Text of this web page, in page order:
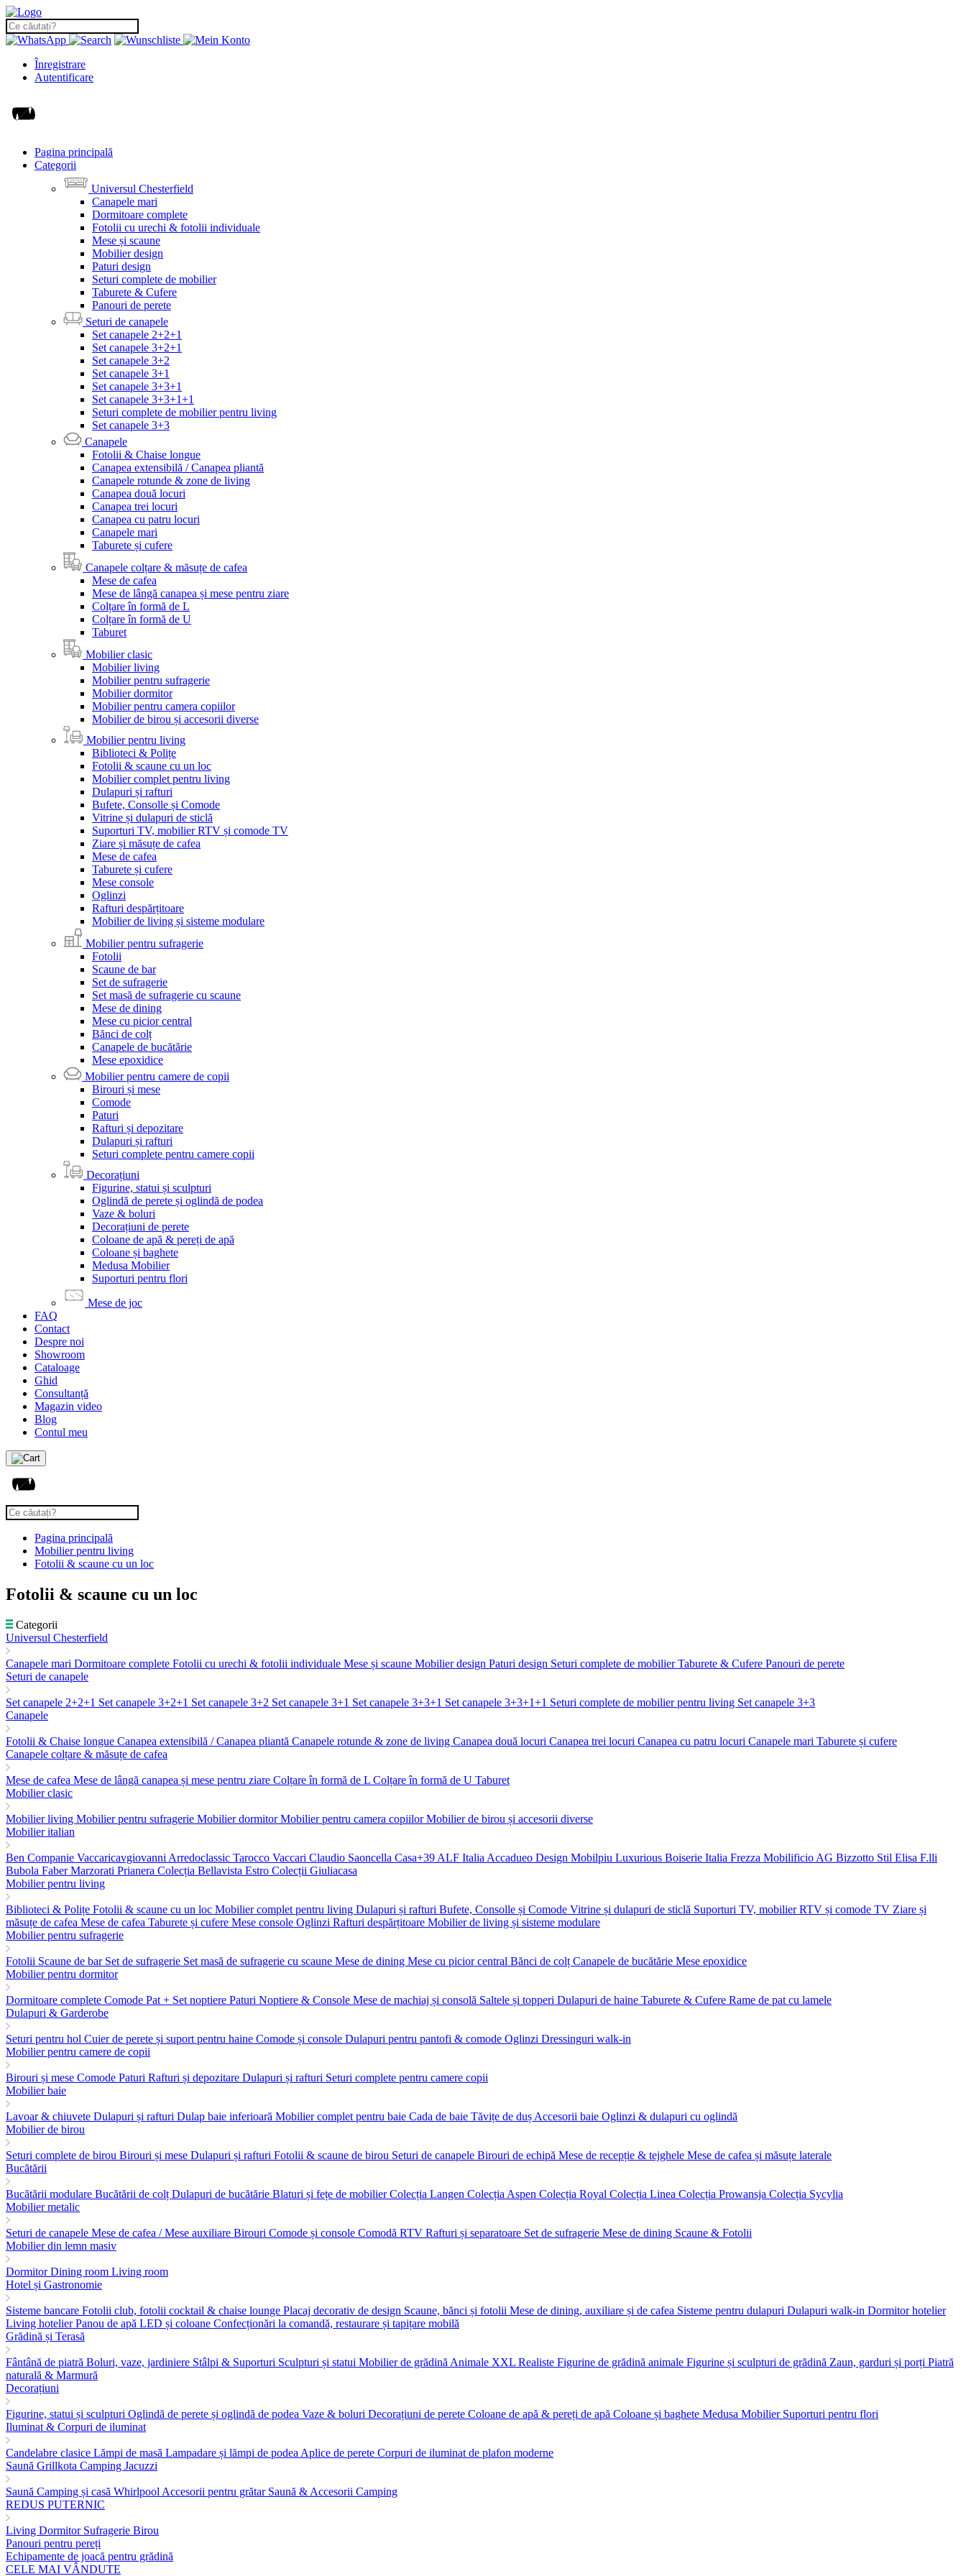
Înregistrare
Autentificare
Pagina principală
Categorii
Universul Chesterfield
Canapele mari
Dormitoare complete
Fotolii cu urechi & fotolii individuale
Mese și scaune
Mobilier design
Paturi design
Seturi complete de mobilier
Taburete & Cufere
Panouri de perete
Seturi de canapele
Set canapele 2+2+1
Set canapele 3+2+1
Set canapele 3+2
Set canapele 3+1
Set canapele 3+3+1
Set canapele 3+3+1+1
Seturi complete de mobilier pentru living
Set canapele 3+3
Canapele
Fotolii & Chaise longue
Canapea extensibilă / Canapea pliantă
Canapele rotunde & zone de living
Canapea două locuri
Canapea trei locuri
Canapea cu patru locuri
Canapele mari
Taburete și cufere
Canapele colțare & măsuțe de cafea
Mese de cafea
Mese de lângă canapea și mese pentru ziare
Colțare în formă de L
Colțare în formă de U
Taburet
Mobilier clasic
Mobilier living
Mobilier pentru sufragerie
Mobilier dormitor
Mobilier pentru camera copiilor
Mobilier de birou și accesorii diverse
Mobilier pentru living
Biblioteci & Polițe
Fotolii & scaune cu un loc
Mobilier complet pentru living
Dulapuri și rafturi
Bufete, Consolle și Comode
Vitrine și dulapuri de sticlă
Suporturi TV, mobilier RTV și comode TV
Ziare și măsuțe de cafea
Mese de cafea
Taburete și cufere
Mese console
Oglinzi
Rafturi despărțitoare
Mobilier de living și sisteme modulare
Mobilier pentru sufragerie
Fotolii
Scaune de bar
Set de sufragerie
Set masă de sufragerie cu scaune
Mese de dining
Mese cu picior central
Bănci de colț
Canapele de bucătărie
Mese epoxidice
Mobilier pentru camere de copii
Birouri și mese
Comode
Paturi
Rafturi și depozitare
Dulapuri și rafturi
Seturi complete pentru camere copii
Decorațiuni
Figurine, statui și sculpturi
Oglindă de perete și oglindă de podea
Vaze & boluri
Decorațiuni de perete
Coloane de apă & pereți de apă
Coloane și baghete
Medusa Mobilier
Suporturi pentru flori
Mese de joc
FAQ
Contact
Despre noi
Showroom
Cataloage
Ghid
Consultanță
Magazin video
Blog
Contul meu
Pagina principală
Mobilier pentru living
Fotolii & scaune cu un loc
Fotolii & scaune cu un loc
Categorii
Universul Chesterfield
Canapele mari Dormitoare complete Fotolii cu urechi & fotolii individuale Mese și scaune Mobilier design Paturi design Seturi complete de mobilierTaburete & Cufere Panouri de perete
Seturi de canapele
Set canapele 2+2+1 Set canapele 3+2+1 Set canapele 3+2 Set canapele 3+1 Set canapele 3+3+1 Set canapele 3+3+1+1 Seturi complete de mobilier pentru living Set canapele 3+3
Canapele
Fotolii & Chaise longue Canapea extensibilă / Canapea pliantă Canapele rotunde & zone de living Canapea două locuri Canapea trei locuri Canapea cu patru locuri Canapele mari Taburete și cufere
Canapele colțare & măsuțe de cafea
Mese de cafea Mese de lângă canapea și mese pentru ziare Colțare în formă de L Colțare în formă de U Taburet
Mobilier clasic
Mobilier living Mobilier pentru sufragerie Mobilier dormitorMobilier pentru camera copiilorMobilier de birou și accesorii diverse
Mobilier italian
Ben Companie Vaccaricavgiovanni Arredoclassic Tarocco Vaccari Claudio Saoncella Casa+39 ALF Italia Accadueo Design Mobilpiu Luxurious Boiserie Italia Frezza Mobilificio AG Bizzotto Stil Elisa F.lli
Bubola FaberMarzorati Prianera Colecția Bellavista Estro Colecții Giuliacasa
Mobilier pentru living
Biblioteci & Polițe Fotolii & scaune cu un loc Mobilier complet pentru living Dulapuri și rafturi Bufete, Consolle și Comode Vitrine și dulapuri de sticlă Suporturi TV, mobilier RTV și comode TV Ziare și
măsuțe de cafea Mese de cafea Taburete și cufere Mese console Oglinzi Rafturi despărțitoare Mobilier de living și sisteme modulare
Mobilier pentru sufragerie
Fotolii Scaune de bar Set de sufragerie Set masă de sufragerie cu scaune Mese de dining Mese cu picior central Bănci de colț Canapele de bucătărie Mese epoxidice
Mobilier pentru dormitor
Dormitoare complete Comode Pat + Set noptiere Paturi Noptiere & Console Mese de machiaj și consolă Saltele și topperi Dulapuri de haine Taburete & Cufere Rame de pat cu lamele
Dulapuri & Garderobe
Seturi pentru hol Cuier de perete și suport pentru haine Comode și console Dulapuri pentru pantofi & comode Oglinzi Dressinguri walk-in
Mobilier pentru camere de copii
Birouri și mese Comode Paturi Rafturi și depozitare Dulapuri și rafturi Seturi complete pentru camere copii
Mobilier baie
Lavoar & chiuvete Dulapuri și rafturi Dulap baie inferioară Mobilier complet pentru baie Cada de baie Tăvițe de duș Accesorii baie Oglinzi & dulapuri cu oglindă
Mobilier de birou
Seturi complete de birou Birouri și mese Dulapuri și rafturi Fotolii & scaune de birou Seturi de canapele Birouri de echipă Mese de recepție & tejghele Mese de cafea și măsuțe laterale
Bucătării
Bucătării modulare Bucătării de colț Dulapuri de bucătărie Blaturi și fețe de mobilierColecția Langen Colecția Aspen Colecția Royal Colecția Linea Colecția Prowansja Colecția Sycylia
Mobilier metalic
Seturi de canapele Mese de cafea / Mese auxiliare Birouri Comode și console Comodă RTV Rafturi și separatoare Set de sufragerie Mese de dining Scaune & Fotolii
Mobilier din lemn masiv
DormitorDining room Living room
Hotel și Gastronomie
Sisteme bancare Fotolii club, fotolii cocktail & chaise lounge Placaj decorativ de design Scaune, bănci și fotolii Mese de dining, auxiliare și de cafea Sisteme pentru dulapuri Dulapuri walk-in Dormitor hotelier
Living hotelierPanou de apă LED și coloane Confecționări la comandă, restaurare și tapițare mobilă
Grădină și Terasă
Fântână de piatră Boluri, vaze, jardiniere Stâlpi & Suporturi Sculpturi și statui Mobilier de grădină Animale XXL Realiste Figurine de grădină animale Figurine și sculpturi de grădină Zaun, garduri și porți Piatră
naturală & Marmură
Decorațiuni
Figurine, statui și sculpturi Oglindă de perete și oglindă de podea Vaze & boluri Decorațiuni de perete Coloane de apă & pereți de apă Coloane și baghete Medusa Mobilier Suporturi pentru flori
Iluminat & Corpuri de iluminat
Candelabre clasice Lămpi de masă Lampadare și lămpi de podea Aplice de perete Corpuri de iluminat de plafon moderne
Saună Grillkota Camping Jacuzzi
Saună Camping și casă Whirlpool Accesorii pentru grătar Saună & Accesorii Camping
REDUS PUTERNIC
Living Dormitor Sufragerie Birou
Panouri pentru pereți
Echipamente de joacă pentru grădină
CELE MAI VÂNDUTE